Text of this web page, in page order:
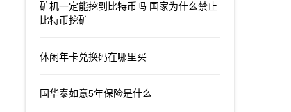
矿机一定能挖到比特币吗 国家为什么禁止
比特币挖矿
休闲年卡兑换码在哪里买
国华泰如意5年保险是什么